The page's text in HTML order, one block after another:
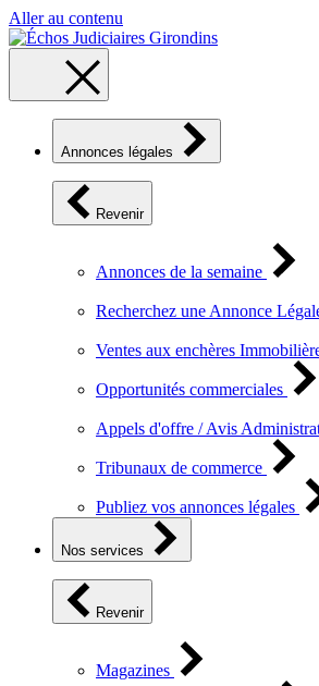
Aller au contenu
Annonces légales
Revenir
Annonces de la semaine
Recherchez une Annonce
Ventes aux enchères
Opportunités commerciales
Appels d'offre / Avis
Tribunaux de commerce
Publiez vos annonces légales
Nos services
Revenir
Magazines